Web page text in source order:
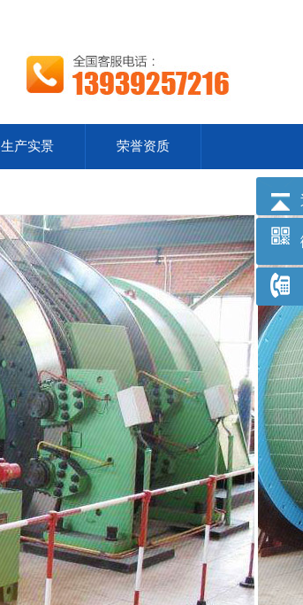
生产实景 荣誉资质